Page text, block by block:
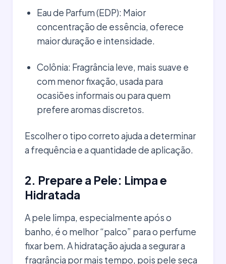
Eau de Parfum (EDP): Maior
concentração de essência, oferece
maior duração e intensidade.
Colônia: Fragrância leve, mais suave e
com menor fixação, usada para
ocasiões informais ou para quem
prefere aromas discretos.
Escolher o tipo correto ajuda a determinar
a frequência e a quantidade de aplicação.
2. Prepare a Pele: Limpa e
Hidratada
A pele limpa, especialmente após o
banho, é o melhor “palco” para o perfume
fixar bem. A hidratação ajuda a segurar a
fragrância por mais tempo, pois pele seca